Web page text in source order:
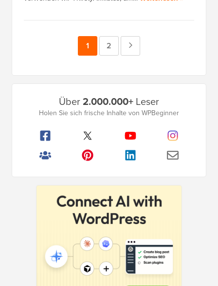
Seite
1 Seite
2
Seitenleistenmenü
Über2.000.000+ Leser
Holen Sie sich frische Inhalte von WPBeginner